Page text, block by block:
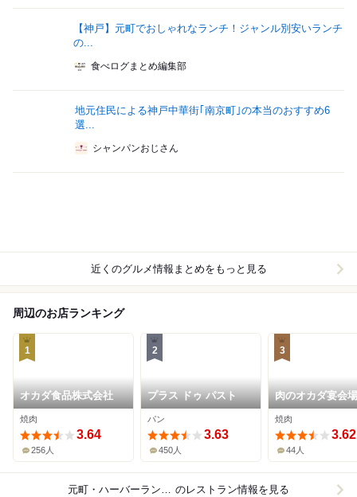
【神戸】元町でおしゃれなランチ！ジャンル別安いランチ
の...
食べログまとめ編集部
地元住民による神戸中華街｢南京町｣の本当のおすすめ6
選...
シャンパンおじさん
近くのグルメ情報まとめをもっと見る
周辺のお店ランキング
1
オカダ食品株式会社
焼肉
3.64
256人
2
プラス ドゥ パスト
パン
3.63
450人
3
肉のオカダ宴会場
焼肉
3.62
44人
元町・ハーバーランド周辺 のレストラン情報を見る